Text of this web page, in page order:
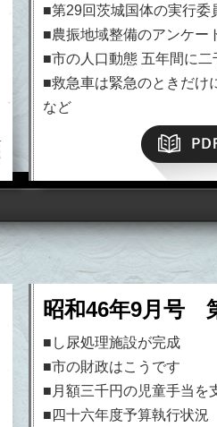
■第29回茨城国体の実行委
■農振地域整備のアンケー
■市の人口動態 五年間に
■救急車は緊急のときだけ
など
昭和46年9月号
■し尿処理施設が完成
■市の財政はこうです
■月額三千円の児童手当を
■四十六年度予算執行状況